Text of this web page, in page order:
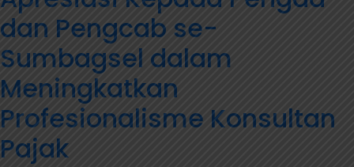
dan Pengcab se-
Sumbagsel dalam
Meningkatkan
Profesionalisme Konsultan
Pajak